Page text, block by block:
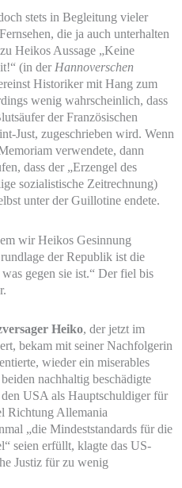
stets in Begleitung vieler
die ja auch unterhalten
Heikos Aussage „Keine
(in der Hannoverschen
Historiker mit Hang zum
wenig wahrscheinlich, dass
der Französischen
Just, zugeschrieben wird. Wenn
verwendete, dann
dass der „Erzengel des
sozialistische Zeitrechnung)
unter der Guillotine endete.
wir Heikos Gesinnung
der Republik ist die
gegen sie ist.“ Der fiel bis
Heiko, der jetzt im
bekam mit seiner Nachfolgerin
wieder ein miserables
nachhaltig beschädigte
USA als Hauptschuldiger für
Richtung Allemania
„die Mindeststandards für die
seien erfüllt, klagte das US-
Justiz für zu wenig